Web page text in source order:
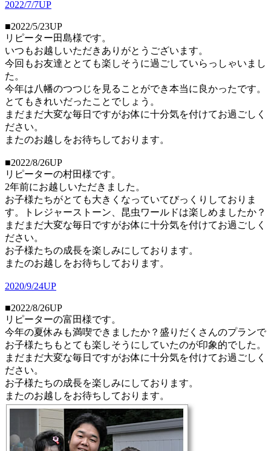
2022/7/7UP
■2022/5/23UP
リピーター田島様です。
いつもお越しいただきありがとうございます。
今回もお友達ととても楽しそうに過ごしていらっしゃいまし
た。
今年は八幡のつつじを見ることができ本当に良かったです。
とてもきれいだったことでしょう。
まだまだ大変な毎日ですがお体に十分気を付けてお過ごしく
ださい。
またのお越しをお待ちしております。
■2022/8/26UP
リピーターの村田様です。
2年前にお越しいただきました。
お子様たちがとても大きくなっていてびっくりしておりま
す。トレジャーストーン、昆虫ワールドは楽しめましたか？
まだまだ大変な毎日ですがお体に十分気を付けてお過ごしく
ださい。
お子様たちの成長を楽しみにしております。
またのお越しをお待ちしております。
2020/9/24UP
■2022/8/26UP
リピーターの富田様です。
今年の夏休みも満喫できましたか？盛りだくさんのプランで
お子様たちもとても楽しそうにしていたのが印象的でした。
まだまだ大変な毎日ですがお体に十分気を付けてお過ごしく
ださい。
お子様たちの成長を楽しみにしております。
またのお越しをお待ちしております。